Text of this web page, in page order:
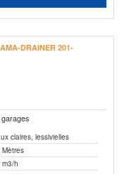
claires, lessivielles
Mètres
m3/h